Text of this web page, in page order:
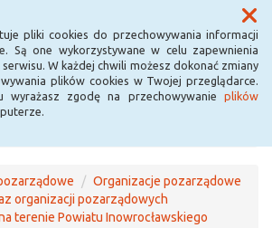
pliki cookies do przechowywania informacji
Są one wykorzystywane w celu zapewnienia
W każdej chwili możesz dokonać zmiany
plików cookies w Twojej przeglądarce.
wyrażasz zgodę na przechowywanie plików
Menu
Organizacje pozarządowe
organizacji pozarządowych
terenie Powiatu Inowrocławskiego